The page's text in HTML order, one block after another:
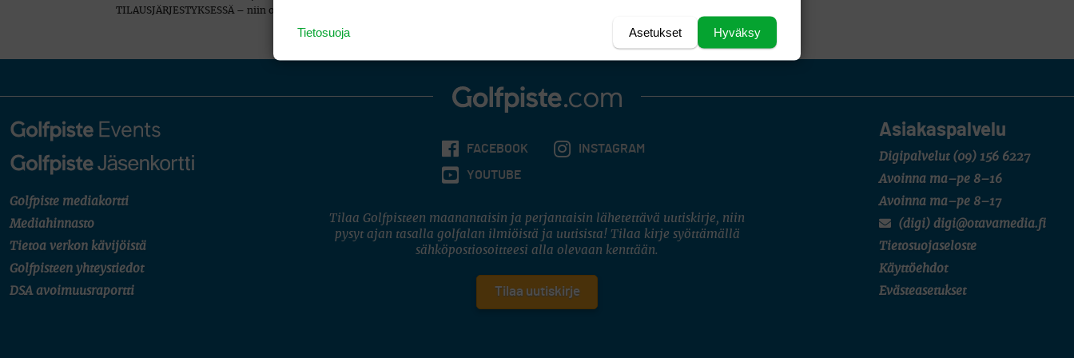
TILAUSJÄRJESTYKSESSÄ – niin osakkaille kuin aikaisille vuokraajillekin.
Golfpiste mediakortti
Mediahinnasto
Tietoa verkon kävijöistä
Golfpisteen yhteystiedot
DSA avoimuusraportti
Asiakaspalvelu
Digipalvelut (09) 156 6227
Avoinna ma–pe 8–16
Avoinna ma–pe 8–17
(digi) digi@otavamedia.fi
Tietosuojaseloste
Käyttöehdot
Evästeasetukset
FACEBOOK INSTAGRAM
YOUTUBE
Tilaa Golfpisteen maanantaisin ja perjantaisin lähetettävä uutiskirje, niin
pysyt ajan tasalla golfalan ilmiöistä ja uutisista! Tilaa kirje syöttämällä
sähköpostiosoitteesi alla olevaan kenttään.
Tilaa uutiskirje
Hyväksy
Asetukset
Tietosuoja